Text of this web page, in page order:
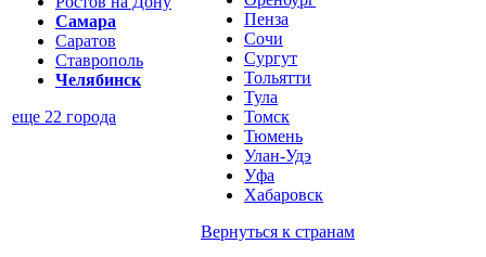
Самара
Саратов
Ставрополь
Челябинск
еще 22 города
Пенза
Сочи
Сургут
Тольятти
Тула
Томск
Тюмень
Улан-Удэ
Уфа
Хабаровск
Вернуться к странам